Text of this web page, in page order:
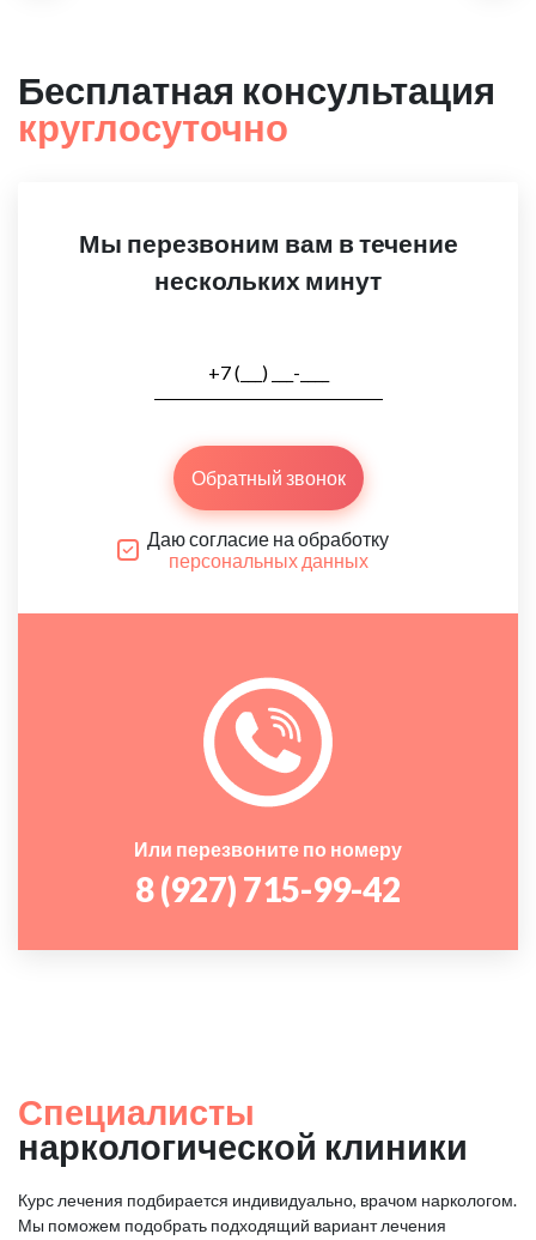
Бесплатная консультация
круглосуточно
Мы перезвоним вам в течение
нескольких минут
Обратный звонок
Даю согласие на обработку
персональных данных
Или перезвоните по номеру
8 (927) 715-99-42
Специалисты
наркологической клиники
Курс лечения подбирается индивидуально, врачом наркологом.
Мы поможем подобрать подходящий вариант лечения